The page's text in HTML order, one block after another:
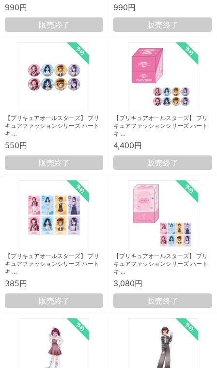
990円
販売終了
990円
販売終了
【プリキュアオールスターズ】 プリ
キュアファッションシリーズ ハート
キ …
550円
販売終了
【プリキュアオールスターズ】 プリ
キュアファッションシリーズ ハート
キ …
4,400円
販売終了
【プリキュアオールスターズ】 プリ
キュアファッションシリーズ ハート
キ …
385円
販売終了
【プリキュアオールスターズ】 プリ
キュアファッションシリーズ ハート
キ …
3,080円
販売終了